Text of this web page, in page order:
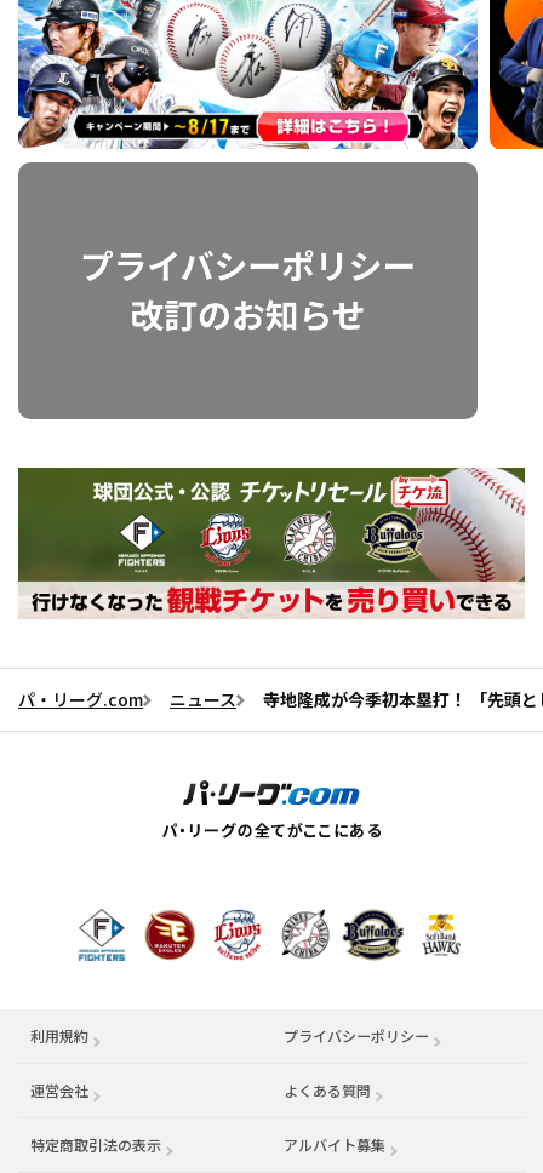
パ・リーグ.com ニュース 寺地隆成が今季初本塁打！ 「先頭
利用規約 プライバシーポリシー
運営会社 （別ウィンドウで開く） よくある質問
特定商取引法の表示 アルバイト募集 （別ウィンドウで開く